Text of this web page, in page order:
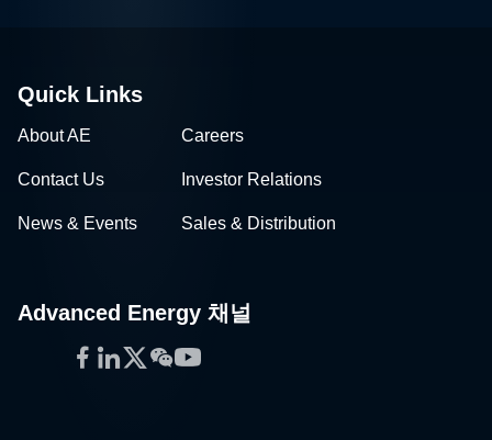
Quick Links
About AE Careers
Contact Us Investor Relations
News & Events Sales & Distribution
Advanced Energy 채널
Facebook
LinkedIn
Twitter
WeChat
YouTube